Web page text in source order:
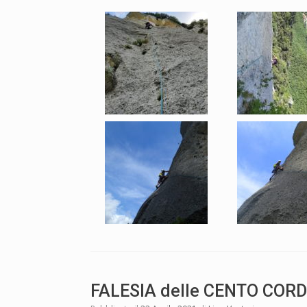
FALESIA delle CENTO